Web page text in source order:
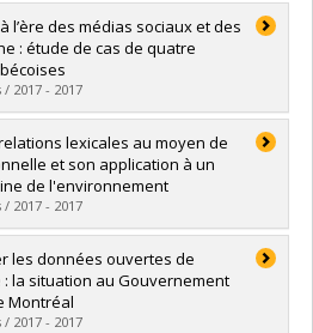
Papyrus
l’ère des médias sociaux et des
: étude de cas de quatre
2017 - 2017
Papyrus
lexicales au moyen de
et son application à un
de l'environnement
2017 - 2017
Gabriel
Papyrus
les données ouvertes de
la situation au Gouvernement
Montréal
2017 - 2017